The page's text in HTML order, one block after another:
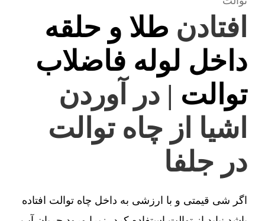
افتادن طلا و حلقه
داخل لوله فاضلاب
توالت | در آوردن
اشیا از چاه توالت
در جلفا
اگر شی قیمتی و با ارزشی به داخل چاه توالت افتاده